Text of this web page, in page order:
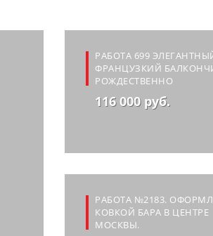
РАБОТА 699
ФРАНЦУЗКИЙ
РОЖДЕСТВЕННО
116 000 руб.
РАБОТА №2183.
КОВКОЙ БАРА В ЦЕНТРЕ
МОСКВЫ.